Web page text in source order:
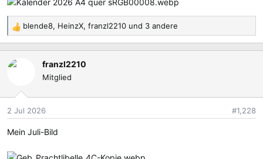
R
e
a
k
o
n
n
blende8, HeinzX, franzl2210 und 3 andere
franzl2210
Mitglied
2 Jul 2026 #1,228
Mein Juli-Bild